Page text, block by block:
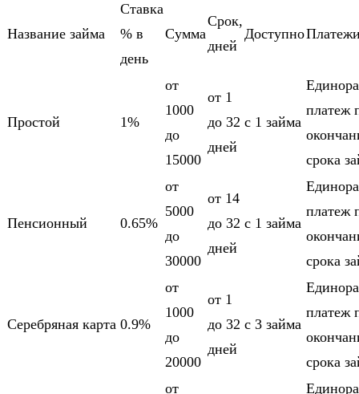
Название займа
Ставка
% в
день
Cумма
Cрок,
дней
Доступно
Простой 1%
от
1000
до
15000
от 1
до 32
дней
c 1 займа
платеж
срока
Пенсионный 0.65%
от
5000
до
30000
от 14
до 32
дней
c 1 займа
платеж
срока
Серебряная карта 0.9%
от
1000
до
20000
от 1
до 32
дней
c 3 займа
платеж
срока
от